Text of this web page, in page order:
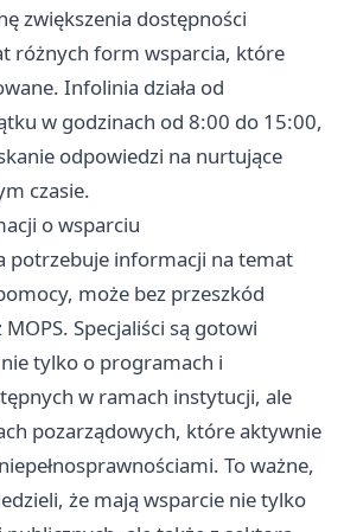
zwiększenia dostępności
różnych form wsparcia, które
Infolinia działa od
w godzinach od 8:00 do 15:00,
odpowiedzi na nurtujące
czasie.
o wsparciu
potrzebuje informacji na temat
może bez przeszkód
Specjaliści są gotowi
tylko o programach i
w ramach instytucji, ale
pozarządowych, które aktywnie
To ważne,
że mają wsparcie nie tylko